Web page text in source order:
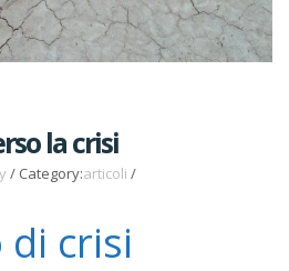
la crisi
/ Category:articoli /
di crisi